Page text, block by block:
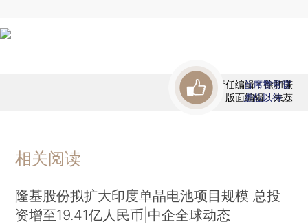
责任编辑：徐和谦
版面编辑：朱蕊
首席赞赏官
虚位以待
相关阅读
隆基股份拟扩大印度单晶电池项目规模 总投
资增至19.41亿人民币|中企全球动态